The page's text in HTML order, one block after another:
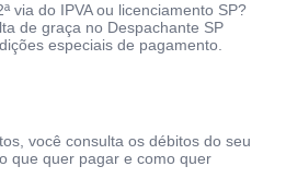
via do IPVA ou licenciamento SP?
de graça no Despachante SP
especiais de pagamento.
você consulta os débitos do seu
que quer pagar e como quer